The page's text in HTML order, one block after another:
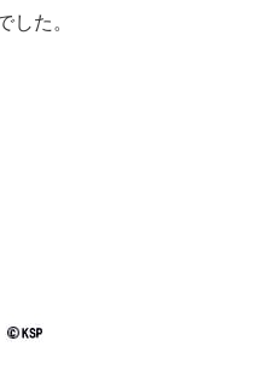
た。